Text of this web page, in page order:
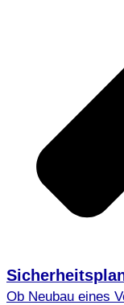
Ob Neubau eines